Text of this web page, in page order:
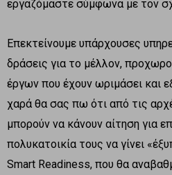
εργαζόμαστε σύμφωνα με τον
Επεκτείνουμε υπάρχουσες
δράσεις για το μέλλον,
έργων που έχουν ωριμάσει και
χαρά θα σας πω ότι από τις
μπορούν να κάνουν αίτηση για
πολυκατοικία τους να γίνει
Smart Readiness, που θα